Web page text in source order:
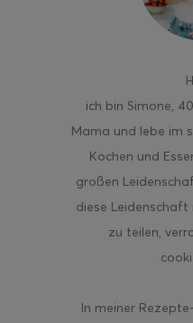
ich bin Simone,
Mama und lebe im
Kochen und
großen
diese
zu teilen,
In meiner